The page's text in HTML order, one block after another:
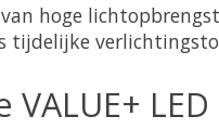
hoge
tijdelijke
VALUE+